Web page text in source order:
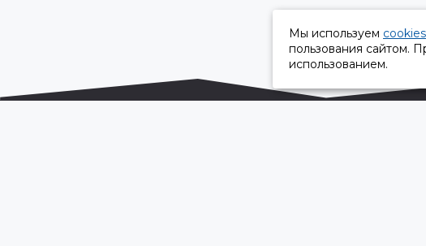
Мы используем cookies
пользования сайтом.
использованием.